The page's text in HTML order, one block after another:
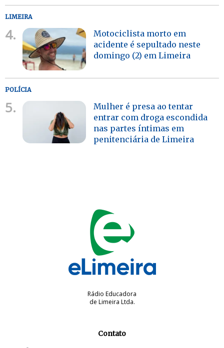
LIMEIRA
4.
Motociclista morto em
acidente é sepultado neste
domingo (2) em Limeira
POLÍCIA
5.
Mulher é presa ao tentar
entrar com droga escondida
nas partes íntimas em
penitenciária de Limeira
Rádio Educadora
de Limeira Ltda.
Contato